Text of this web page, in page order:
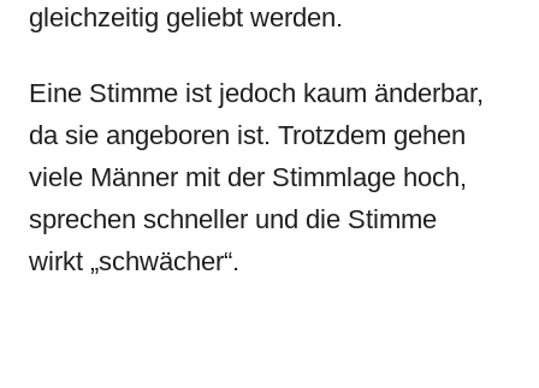
gleichzeitig geliebt werden.
Eine Stimme ist jedoch kaum änderbar,
da sie angeboren ist. Trotzdem gehen
viele Männer mit der Stimmlage hoch,
sprechen schneller und die Stimme
wirkt „schwächer“.